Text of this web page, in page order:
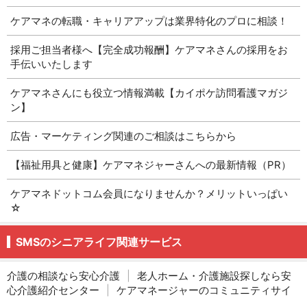
ケアマネの転職・キャリアアップは業界特化のプロに相談！
採用ご担当者様へ【完全成功報酬】ケアマネさんの採用をお
手伝いいたします
ケアマネさんにも役立つ情報満載【カイポケ訪問看護マガジ
ン】
広告・マーケティング関連のご相談はこちらから
【福祉用具と健康】ケアマネジャーさんへの最新情報（PR）
ケアマネドットコム会員になりませんか？メリットいっぱい
☆
SMSのシニアライフ関連サービス
介護の相談なら安心介護
老人ホーム・介護施設探しなら安
心介護紹介センター
ケアマネージャーのコミュニティサイ